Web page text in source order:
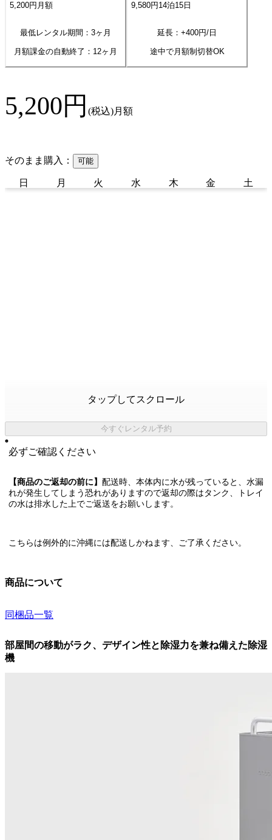
5,200円 月額
最低レンタル期間：3ヶ月
月額課金の自動終了： 12ヶ月
9,580円 14泊15 日
延長：+400円/日
途中で月額制切替OK
5,200円 (税込)月額
そのまま購入： 可能
日 月 火 水 木 金 土
タップしてスクロール
今すぐレンタル予約
必ずご確認ください
【商品のご返却の前に】配送時、本体内に水が残っていると、水漏
れが発生してしまう恐れがありますので返却の際はタンク、トレイ
の水は排水した上でご返送をお願いします。
こちらは例外的に沖縄には配送しかねます 、ご了承ください。
商品について
同梱品一覧
部屋間の移動がラク、デザイン性と除湿力を兼ね備えた除湿
機